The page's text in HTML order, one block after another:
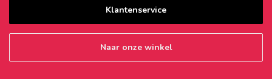
Klantenservice
Naar onze winkel